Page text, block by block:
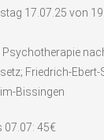
17.07.25 von
Friedrich-Ebert-
Bissingen
07.07: 45€